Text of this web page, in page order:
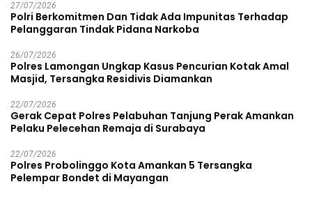
27/07/2026
Polri Berkomitmen Dan Tidak Ada Impunitas Terhadap
Pelanggaran Tindak Pidana Narkoba
26/07/2026
Polres Lamongan Ungkap Kasus Pencurian Kotak Amal
Masjid, Tersangka Residivis Diamankan
22/07/2026
Gerak Cepat Polres Pelabuhan Tanjung Perak Amankan
Pelaku Pelecehan Remaja di Surabaya
22/07/2026
Polres Probolinggo Kota Amankan 5 Tersangka
Pelempar Bondet di Mayangan